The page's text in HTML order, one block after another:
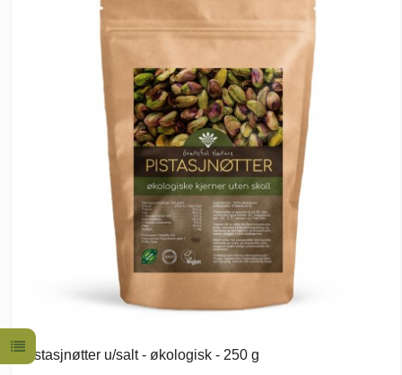
Pistasjnøtter u/salt - økologisk - 250 g